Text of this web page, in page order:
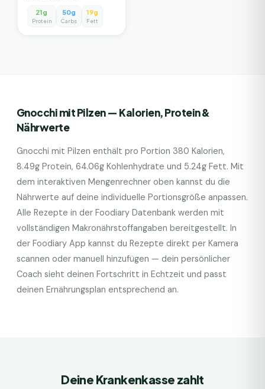
21g
Protein
50g
Carbs
19g
Fett
Gnocchi mit Pilzen— Kalorien, Protein &
Nährwerte
Gnocchi mit Pilzen enthält pro Portion 380 Kalorien,
8.49g Protein, 64.06g Kohlenhydrate und 5.24g Fett. Mit
dem interaktiven Mengenrechner oben kannst du die
Nährwerte auf deine individuelle Portionsgröße anpassen.
Alle Rezepte in der Foodiary Datenbank werden mit
vollständigen Makronährstoffangaben bereitgestellt. In
der Foodiary App kannst du Rezepte direkt per Kamera
scannen oder manuell hinzufügen — dein persönlicher
Coach sieht deinen Fortschritt in Echtzeit und passt
deinen Ernährungsplan entsprechend an.
Deine Krankenkasse zahlt